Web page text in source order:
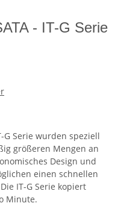
- IT-G Serie
G Serie wurden speziell
größeren Mengen an
Design und
einen schnellen
IT-G Serie kopiert
Minute.